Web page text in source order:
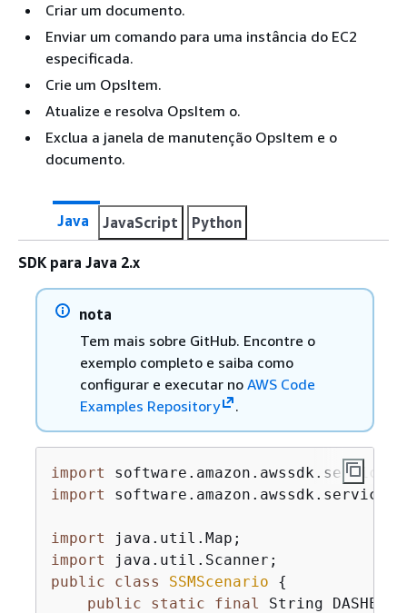
Criar um documento.
Enviar um comando para uma instância do EC2
especificada.
Crie um OpsItem.
Atualize e resolva OpsItem o.
Exclua a janela de manutenção OpsItem e o
documento.
Java JavaScript Python
SDK para Java 2.x
nota
Tem mais sobre GitHub. Encontre o
exemplo completo e saiba como
configurar e executar no AWS Code
Examples Repository
.
import
import
import
import
public
class SSMScenario
{
public
static final String DASHES